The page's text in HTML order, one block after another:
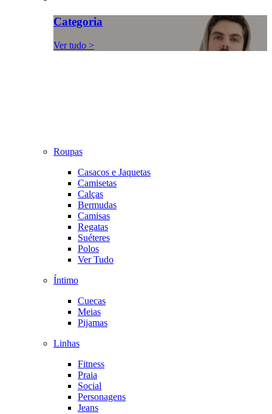
Categoria
Ver tudo >
Roupas
Casacos e Jaquetas
Camisetas
Calças
Bermudas
Camisas
Regatas
Suéteres
Polos
Ver Tudo
Íntimo
Cuecas
Meias
Pijamas
Linhas
Fitness
Praia
Social
Personagens
Jeans